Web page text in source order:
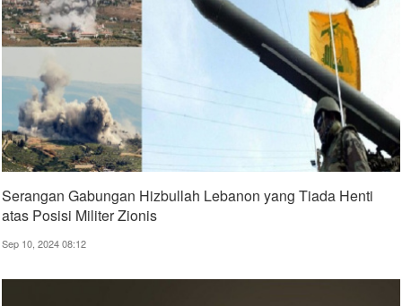
Serangan Gabungan Hizbullah Lebanon yang Tiada Henti
atas Posisi Militer Zionis
Sep 10, 2024 08:12